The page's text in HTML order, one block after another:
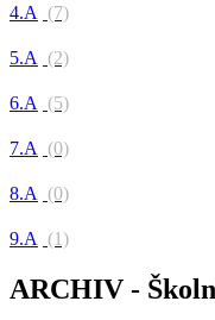
4.A (7)
5.A (2)
6.A (5)
7.A (0)
8.A (0)
9.A (1)
ARCHIV -